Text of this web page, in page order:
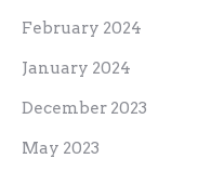
February 2024
January 2024
December 2023
May 2023